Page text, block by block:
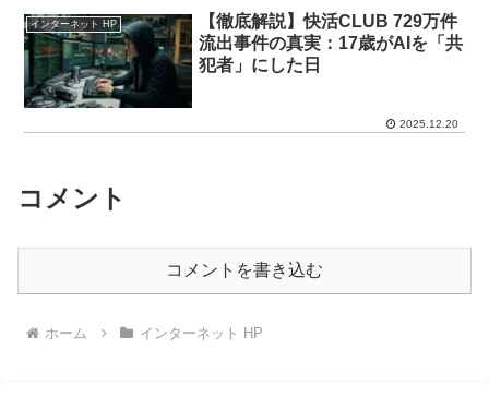
インターネット HP
【徹底解説】快活CLUB 729万件
流出事件の真実：17歳がAIを「共
犯者」にした日
2025.12.20
コメント
コメントを書き込む
ホーム インターネット HP